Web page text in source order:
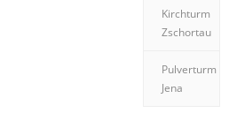
Kirchturm
Zschortau
Pulverturm
Jena